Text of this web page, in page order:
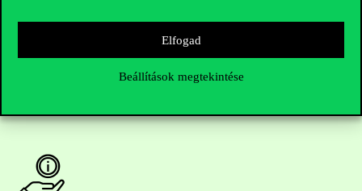
Elfogad
Beállítások megtekintése
Oktatói elérhetőségek
HUB jelenlegi hallgatóinknak